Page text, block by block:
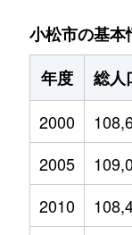
小松市の基本
年度
総人
2000
2005
2010